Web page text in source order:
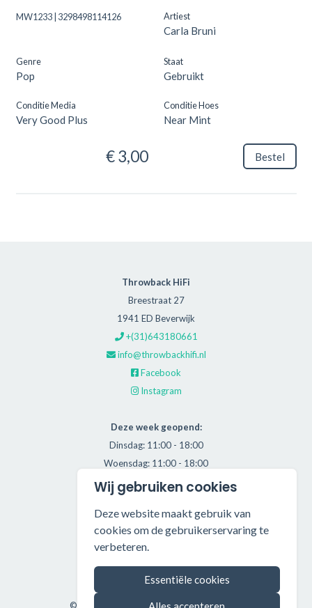
MW1233 | 3298498114126 Artiest
Carla Bruni
Genre
Pop
Staat
Gebruikt
Conditie Media
Very Good Plus
Conditie Hoes
Near Mint
€ 3,00 Bestel
Throwback HiFi
Breestraat 27
1941 ED Beverwijk
+(31)643180661
info@throwbackhifi.nl
Facebook
Instagram
Deze week geopend:
Dinsdag: 11:00 - 18:00
Woensdag: 11:00 - 18:00
Donderdag: 11:00 - 21:00
Zaterdag: 11:00 - 17:00
Alle getoonde prijzen zijn incl. BTW.
Algemene Voorwaarden
Manage cookies
©2026 Throwback HiFi — All rights reserved.
Wij gebruiken cookies
Deze website maakt gebruik van
cookies om de gebruikerservaring te
verbeteren.
Essentiële cookies